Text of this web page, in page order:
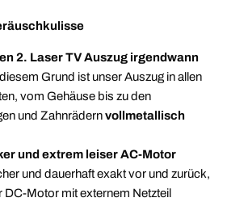
2. Laser TV Auszug irgendwann
Grund ist unser Auszug in allen
vom Gehäuse bis zu den
und Zahnrädernvollmetallisch
und extrem leiser AC-Motor
und dauerhaft exakt vor und zurück,
DC-Motor mit externem Netzteil